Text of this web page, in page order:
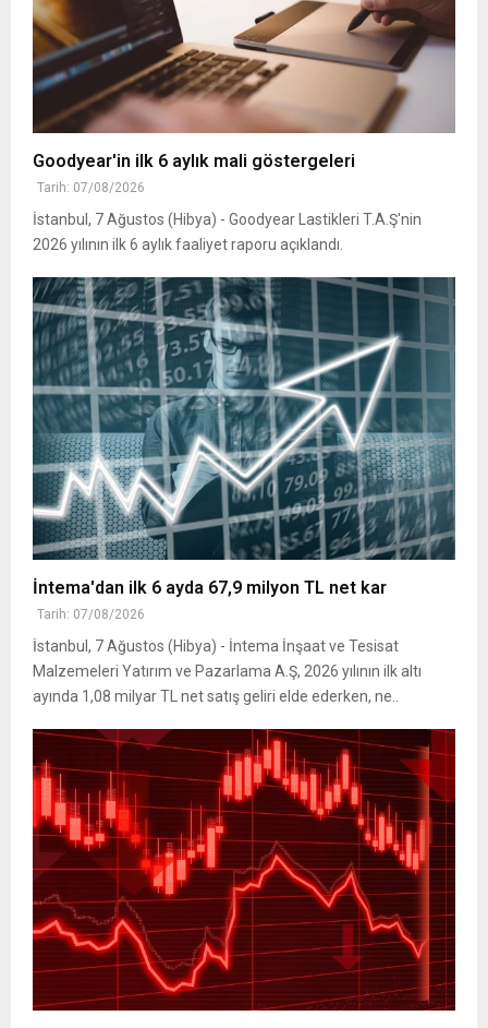
Goodyear'in ilk 6 aylık mali göstergeleri
Tarih: 07/08/2026
İstanbul, 7 Ağustos (Hibya) - Goodyear Lastikleri T.A.Ş'nin
2026 yılının ilk 6 aylık faaliyet raporu açıklandı.
İntema'dan ilk 6 ayda 67,9 milyon TL net kar
Tarih: 07/08/2026
İstanbul, 7 Ağustos (Hibya) - İntema İnşaat ve Tesisat
Malzemeleri Yatırım ve Pazarlama A.Ş, 2026 yılının ilk altı
ayında 1,08 milyar TL net satış geliri elde ederken, ne..